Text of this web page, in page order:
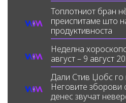
Топлотниот бран
преиспитаме што
продуктивноста
Неделна
август – 9 август
Дали Стив Џобс го
Неговите зборови
денес звучат